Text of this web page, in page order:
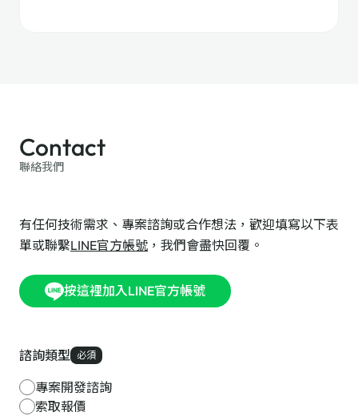
Contact
聯絡我們
有任何技術需求、專案諮詢或合作想法，歡迎填寫以下表
單或聯繫LINE官方帳號 ，我們會盡快回覆。
按這裡加入LINE官方帳號
諮詢類型 必須
專案開發諮詢
索取報價